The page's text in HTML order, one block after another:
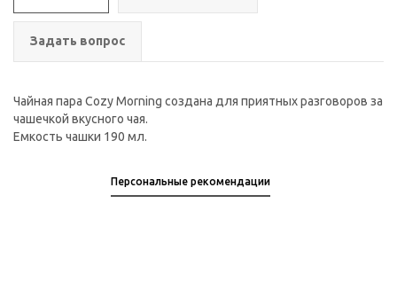
Задать вопрос
Чайная пара Cozy Morning создана для приятных разговоров за
чашечкой вкусного чая.
Емкость чашки 190 мл.
Персональные рекомендации